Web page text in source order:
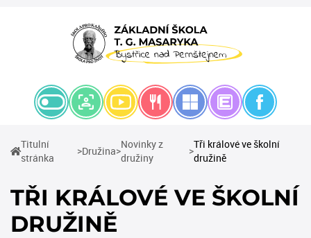
Titulní
stránka (current)Družina(current)
Novinky z
družiny(current)
Tři králové ve školní
družině
TŘI KRÁLOVÉ VE ŠKOLNÍ
DRUŽINĚ